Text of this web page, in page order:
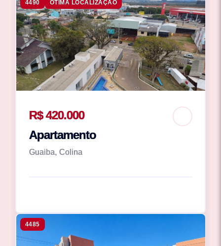
4490 ÓTIMA LOCALIZAÇÃO
R$ 420.000
Apartamento
Guaiba, Colina
4485